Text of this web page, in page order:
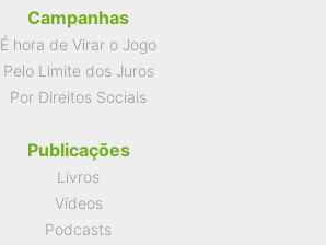
Campanhas
É hora de Virar o Jogo
Pelo Limite dos Juros
Por Direitos Sociais
Publicações
Livros
Vídeos
Podcasts